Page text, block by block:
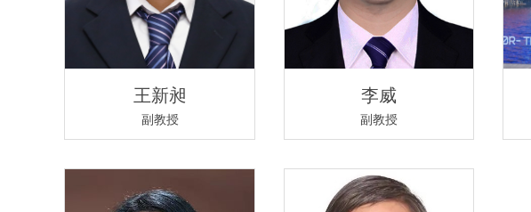
王新昶
副教授
李威
副教授